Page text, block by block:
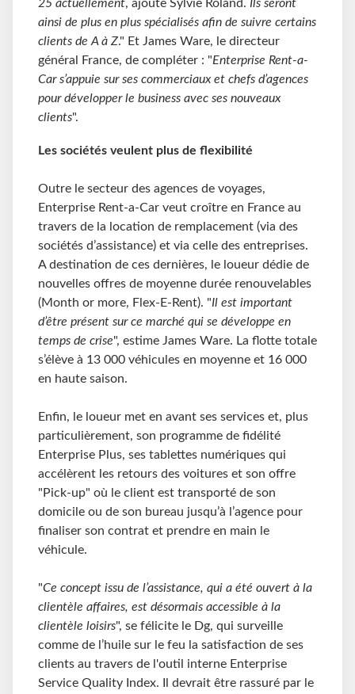
25 actuellement, ajoute Sylvie Roland. Ils seront
ainsi de plus en plus spécialisés afin de suivre certains
clients de A à Z." Et James Ware, le directeur
général France, de compléter : "Enterprise Rent-a-
Car s’appuie sur ses commerciaux et chefs d’agences
pour développer le business avec ses nouveaux
clients".
Les sociétés veulent plus de flexibilité
Outre le secteur des agences de voyages,
Enterprise Rent-a-Car veut croître en France au
travers de la location de remplacement (via des
sociétés d’assistance) et via celle des entreprises.
A destination de ces dernières, le loueur dédie de
nouvelles offres de moyenne durée renouvelables
(Month or more, Flex-E-Rent). "Il est important
d’être présent sur ce marché qui se développe en
temps de crise", estime James Ware. La flotte totale
s’élève à 13 000 véhicules en moyenne et 16 000
en haute saison.
Enfin, le loueur met en avant ses services et, plus
particulièrement, son programme de fidélité
Enterprise Plus, ses tablettes numériques qui
accélèrent les retours des voitures et son offre
"Pick-up" où le client est transporté de son
domicile ou de son bureau jusqu’à l’agence pour
finaliser son contrat et prendre en main le
véhicule.
"Ce concept issu de l’assistance, qui a été ouvert à la
clientèle affaires, est désormais accessible à la
clientèle loisirs", se félicite le Dg, qui surveille
comme de l’huile sur le feu la satisfaction de ses
clients au travers de l'outil interne Enterprise
Service Quality Index. Il devrait être rassuré par le